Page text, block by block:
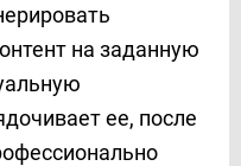
на заданную
ее, после